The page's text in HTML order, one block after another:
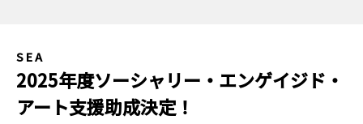
SEA
2025年度ソーシャリー・エンゲイジド・
アート支援助成決定！